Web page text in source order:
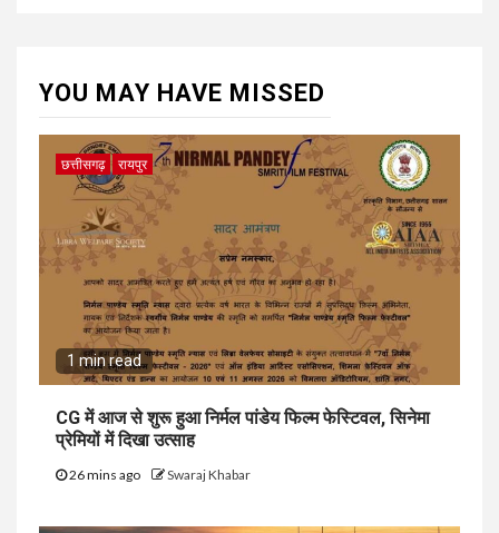
YOU MAY HAVE MISSED
छत्तीसगढ़ रायपुर
1 min read
CG में आज से शुरू हुआ निर्मल पांडेय फिल्म फेस्टिवल, सिनेमा
प्रेमियों में दिखा उत्साह
26 mins ago Swaraj Khabar